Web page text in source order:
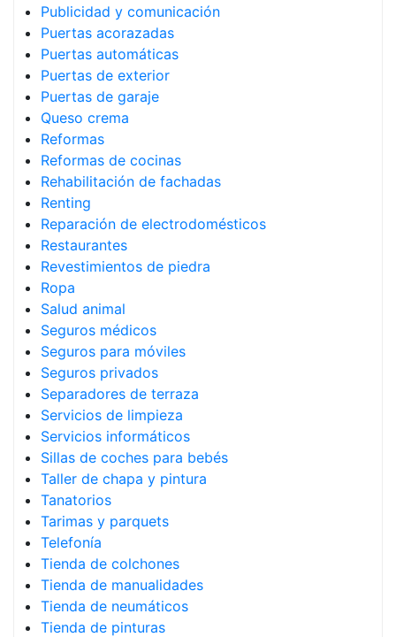
Publicidad y comunicación
Puertas acorazadas
Puertas automáticas
Puertas de exterior
Puertas de garaje
Queso crema
Reformas
Reformas de cocinas
Rehabilitación de fachadas
Renting
Reparación de electrodomésticos
Restaurantes
Revestimientos de piedra
Ropa
Salud animal
Seguros médicos
Seguros para móviles
Seguros privados
Separadores de terraza
Servicios de limpieza
Servicios informáticos
Sillas de coches para bebés
Taller de chapa y pintura
Tanatorios
Tarimas y parquets
Telefonía
Tienda de colchones
Tienda de manualidades
Tienda de neumáticos
Tienda de pinturas